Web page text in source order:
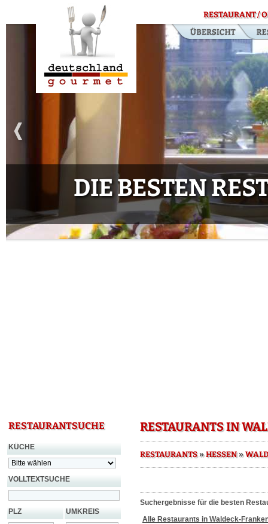
RESTAURANT /
DIE BESTEN
RESTAURANTSUCHE
KÜCHE
VOLLTEXTSUCHE
PLZ UMKREIS
RESTAURANTS IN
RESTAURANTS»HESSEN»
Suchergebnisse für die besten
Alle Restaurants in Waldeck-